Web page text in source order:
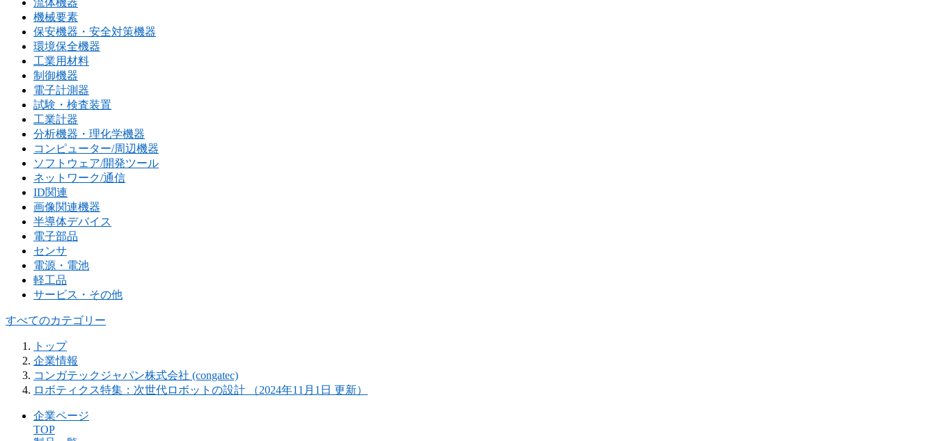
流体機器
機械要素
保安機器・安全対策機器
環境保全機器
工業用材料
制御機器
電子計測器
試験・検査装置
工業計器
分析機器・理化学機器
コンピューター/周辺機器
ソフトウェア/開発ツール
ネットワーク/通信
ID関連
画像関連機器
半導体デバイス
電子部品
センサ
電源・電池
軽工品
サービス・その他
すべてのカテゴリー
トップ
企業情報
コンガテックジャパン株式会社 (congatec)
ロボティクス特集：次世代ロボットの設計 （2024年11月1日 更新）
企業ページ
TOP